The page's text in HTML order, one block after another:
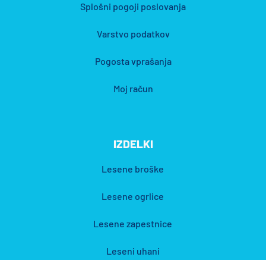
Splošni pogoji poslovanja
Varstvo podatkov
Pogosta vprašanja
Moj račun
IZDELKI
Lesene broške
Lesene ogrlice
Lesene zapestnice
Leseni uhani